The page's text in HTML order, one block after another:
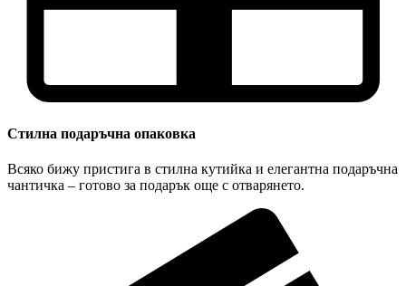
Стилна подаръчна опаковка
Всяко бижу пристига в стилна кутийка и елегантна подаръчна
чантичка – готово за подарък още с отварянето.